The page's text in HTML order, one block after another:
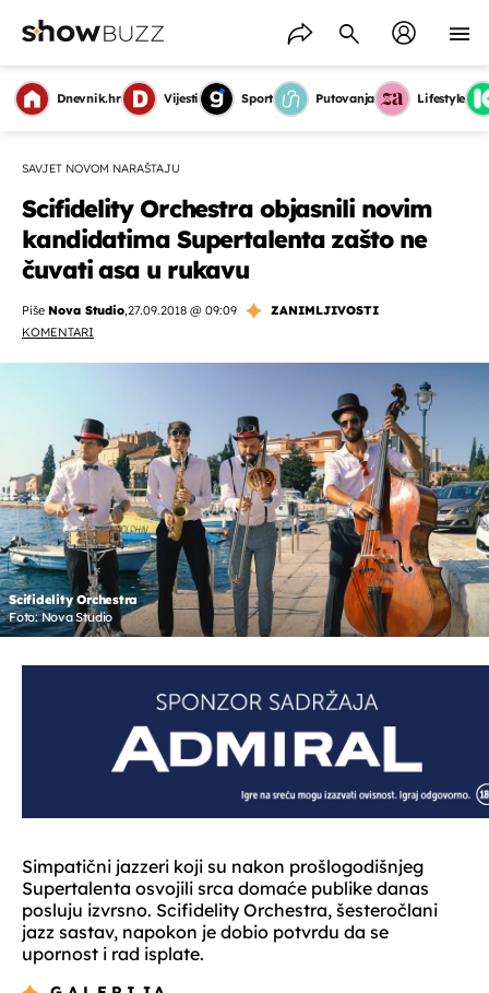
Dnevnik.hr Vijesti Sport Putovanja Lifestyle
SAVJET NOVOM NARAŠTAJU
Scifidelity Orchestra objasnili novim
kandidatima Supertalenta zašto ne
čuvati asa u rukavu
Piše Nova Studio,27.09.2018 @ 09:09
ZANIMLJIVOSTI
KOMENTARI
Scifidelity Orchestra
Foto: Nova Studio
Simpatični jazzeri koji su nakon prošlogodišnjeg
Supertalenta osvojili srca domaće publike danas
posluju izvrsno. Scifidelity Orchestra, šesteročlani
jazz sastav, napokon je dobio potvrdu da se
upornost i rad isplate.
OMOGUĆI OBAVIJESTI